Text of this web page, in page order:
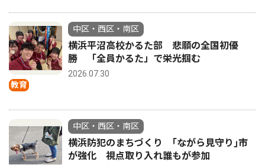
教育
中区・西区・南区
横浜平沼高校かるた部 悲願の全国初優
勝 「全員かるた」で栄光掴む
2026.07.30
中区・西区・南区
横浜防犯のまちづくり ｢ながら見守り｣市
が強化 視点取り入れ誰もが参加